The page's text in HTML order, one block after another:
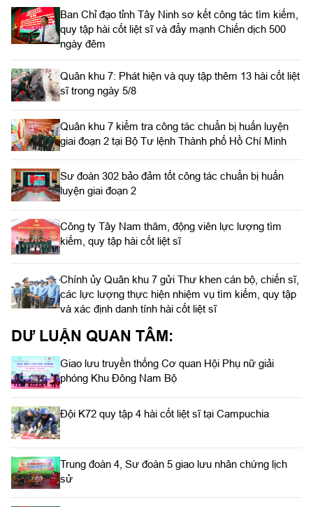
Ban Chỉ đạo tỉnh Tây Ninh sơ kết công tác tìm kiếm,
quy tập hài cốt liệt sĩ và đẩy mạnh Chiến dịch 500
ngày đêm
Quân khu 7: Phát hiện và quy tập thêm 13 hài cốt liệt
sĩ trong ngày 5/8
Quân khu 7 kiểm tra công tác chuẩn bị huấn luyện
giai đoạn 2 tại Bộ Tư lệnh Thành phố Hồ Chí Minh
Sư đoàn 302 bảo đảm tốt công tác chuẩn bị huấn
luyện giai đoạn 2
Công ty Tây Nam thăm, động viên lực lượng tìm
kiếm, quy tập hài cốt liệt sĩ
Chính ủy Quân khu 7 gửi Thư khen cán bộ, chiến sĩ,
các lực lượng thực hiện nhiệm vụ tìm kiếm, quy tập
và xác định danh tính hài cốt liệt sĩ
DƯ LUẬN QUAN TÂM:
Giao lưu truyền thống Cơ quan Hội Phụ nữ giải
phóng Khu Đông Nam Bộ
Đội K72 quy tập 4 hài cốt liệt sĩ tại Campuchia
Trung đoàn 4, Sư đoàn 5 giao lưu nhân chứng lịch
sử